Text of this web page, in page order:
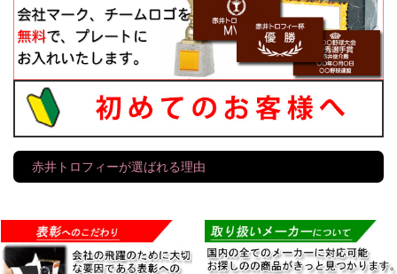
赤井トロフィーが選ばれる理由